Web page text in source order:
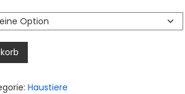
€
€
Haustiere